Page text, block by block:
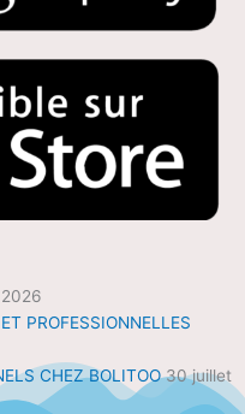
PROFESSIONNELLES
CHEZ BOLITOO 30 juillet